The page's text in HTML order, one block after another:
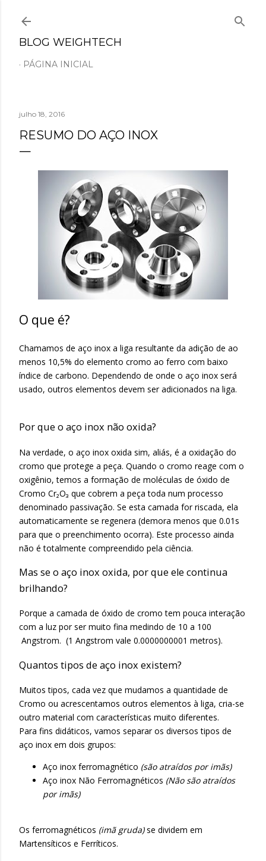
BLOG WEIGHTECH
PÁGINA INICIAL
julho 18, 2016
RESUMO DO AÇO INOX
O que é?
Chamamos de aço inox a liga resultante da adição de ao
menos 10,5% do elemento cromo ao ferro com baixo
índice de carbono. Dependendo de onde o aço inox será
usado, outros elementos devem ser adicionados na liga.
Por que o aço inox não oxida?
Na verdade, o aço inox oxida sim, aliás, é a oxidação do
cromo que protege a peça. Quando o cromo reage com o
oxigênio, temos a formação de moléculas de óxido de
Cromo Cr₂O₃ que cobrem a peça toda num processo
denominado passivação. Se esta camada for riscada, ela
automaticamente se regenera (demora menos que 0.01s
para que o preenchimento ocorra). Este processo ainda
não é totalmente compreendido pela ciência.
Mas se o aço inox oxida, por que ele continua
brilhando?
Porque a camada de óxido de cromo tem pouca interação
com a luz por ser muito fina medindo de 10 a 100
Angstrom. (1 Angstrom vale 0.0000000001 metros).
Quantos tipos de aço inox existem?
Muitos tipos, cada vez que mudamos a quantidade de
Cromo ou acrescentamos outros elementos à liga, cria-se
outro material com características muito diferentes.
Para fins didáticos, vamos separar os diversos tipos de
aço inox em dois grupos:
Aço inox ferromagnético (são atraídos por imãs)
Aço inox Não Ferromagnéticos (Não são atraídos
por imãs)
Os ferromagnéticos (imã gruda)se dividem em
Martensíticos e Ferríticos.